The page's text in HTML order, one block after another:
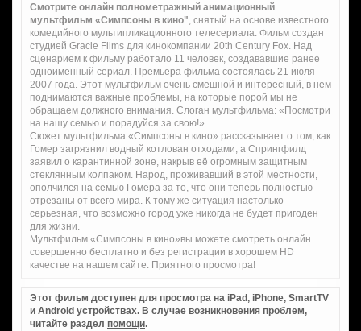
Смотрите онлайн полнометражный анимационный
мультфильм «Симпсоны в кино" , снятый на основе известного
комедийного мультипликационного телесериала. Фильм создан
студией Gracie Films для кинокомпании 20th Century Fox. Над
сценарием к фильму работало 11 человек, создававшие ранее
одноименный сериал. Премьера фильма состоялась 21 июля
2007 года. Этот мультфильм очень смешной и интересный, в нем
поднимаются важные проблемы, на которые порой мы не
обращаем должного внимания. Слоган мультфильма: «Посмотри
на нашу семью и порадуйся за свою!»
Сюжет мультфильма «Симпсоны в кино» рассказывает о том, как
Гомер загрязнил водный котлован отходами, а Спрингфилд
заявил о карантинной зоне, накрыв её огромным защитным
стеклянным колпаком. Народ, проживавший в этой местности,
ополчился на семью Гомера за то, что они теперь полностью
отрезаны от всего мира. К тому же ситуация настолько
серьезная, что возможно город уже никогда не будет пригоден
для жизни.
Мультфильм «Симпсоны в кино»вы можете смотреть онлайн
совершенно бесплатно и без регистрации в хорошем HD
качестве на нашем сайте. Приятного просмотра!
Этот фильм доступен для просмотра на iPad, iPhone, SmartTV
и Android устройствах. В случае возникновения проблем,
читайте раздел помощи.